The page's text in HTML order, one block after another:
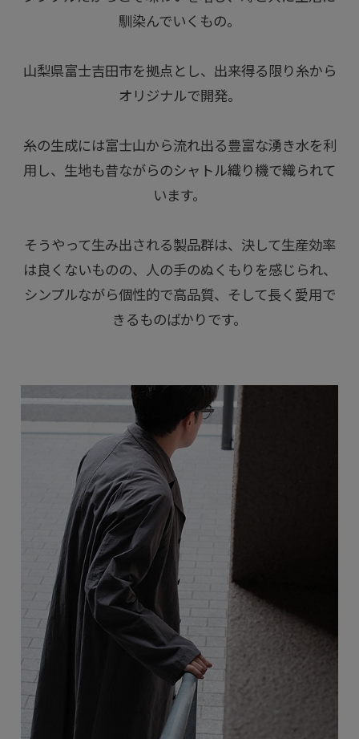
馴染んでいくもの。
山梨県富士吉田市を拠点とし、出来得る限り糸から
オリジナルで開発。
糸の生成には富士山から流れ出る豊富な湧き水を利
用し、生地も昔ながらのシャトル織り機で織られて
います。
そうやって生み出される製品群は、決して生産効率
は良くないものの、人の手のぬくもりを感じられ、
シンプルながら個性的で高品質、そして長く愛用で
きるものばかりです。